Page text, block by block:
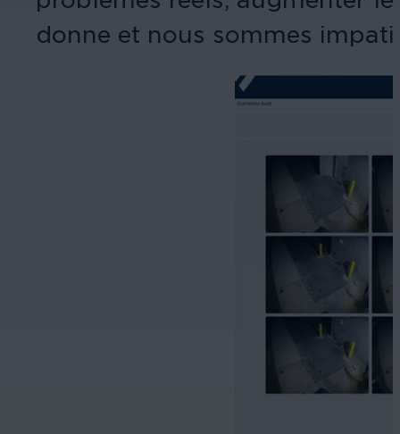
donne et nous sommes